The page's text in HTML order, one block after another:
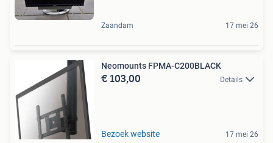
Zaandam 17 mei 26
Neomounts FPMA-C200BLACK
€ 103,00 Details
Bezoek website 17 mei 26